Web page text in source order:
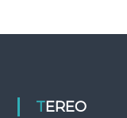
TEREO